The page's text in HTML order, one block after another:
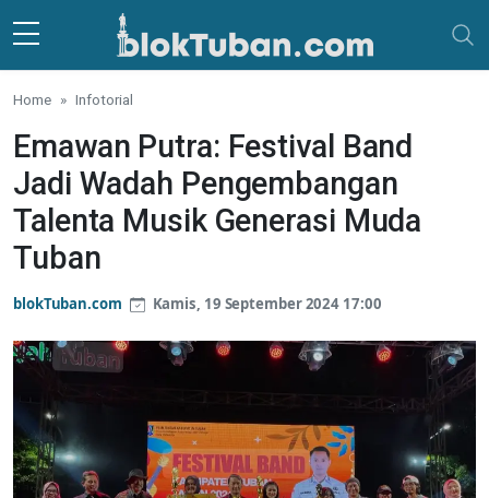
Skip to main content
Home Infotorial
Emawan Putra: Festival Band
Jadi Wadah Pengembangan
Talenta Musik Generasi Muda
Tuban
blokTuban.com Kamis, 19 September 2024 17:00